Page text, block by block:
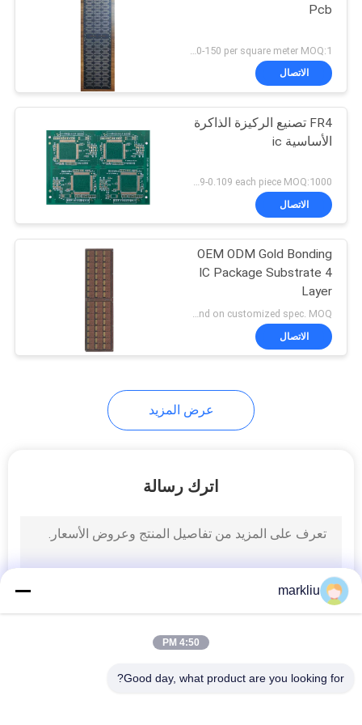
Pcb
الاتصال
FR4 تصنيع الركيزة الذاكرة
الأساسية ic
US 0.089-0.109 each piece MOQ:1000 قطعة
الاتصال
OEM ODM Gold Bonding
IC Package Substrate 4
Layer
Depend on customized spec. MOQ:عينة أو الإنتاج الضخم
الاتصال
عرض المزيد
اترك رسالة
markliu
4:50 PM
Good day, what product are you looking for?